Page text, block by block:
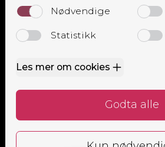
Kursoversikt
Trafikalt grunnkurs
Mørkekjøring
Lastsikringskurs
Grunnkurs MC
Bestill time